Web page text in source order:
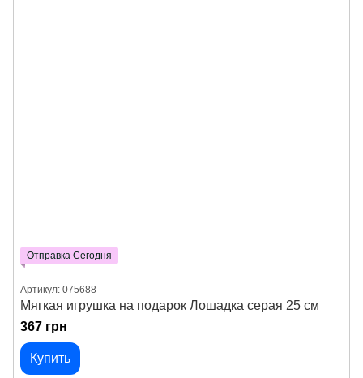
Отправка Сегодня
Артикул: 075688
Мягкая игрушка на подарок Лошадка серая 25 см
367 грн
Купить